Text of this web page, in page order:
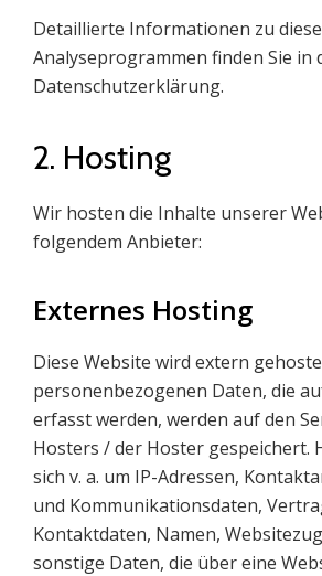
Detaillierte Informationen zu
Analyseprogrammen finden Sie in
Datenschutzerklärung.
2. Hosting
Wir hosten die Inhalte unserer
folgendem Anbieter:
Externes Hosting
Diese Website wird extern
personenbezogenen Daten, die
erfasst werden, werden auf den
Hosters / der Hoster gespeichert.
sich v. a. um IP-Adressen,
und Kommunikationsdaten,
Kontaktdaten, Namen,
sonstige Daten, die über eine